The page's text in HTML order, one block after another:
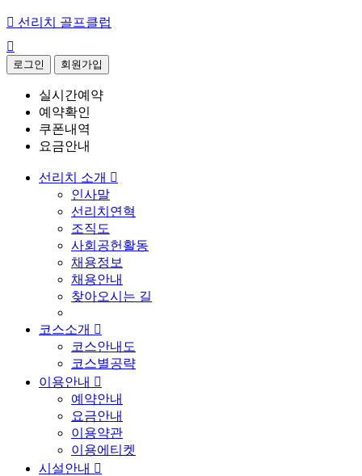
 선리치 골프클럽

로그인 회원가입
실시간예약
예약확인
쿠폰내역
요금안내
선리치 소개 
인사말
선리치연혁
조직도
사회공헌활동
채용정보
채용안내
찾아오시는 길
코스소개 
코스안내도
코스별공략
이용안내 
예약안내
요금안내
이용약관
이용에티켓
시설안내 